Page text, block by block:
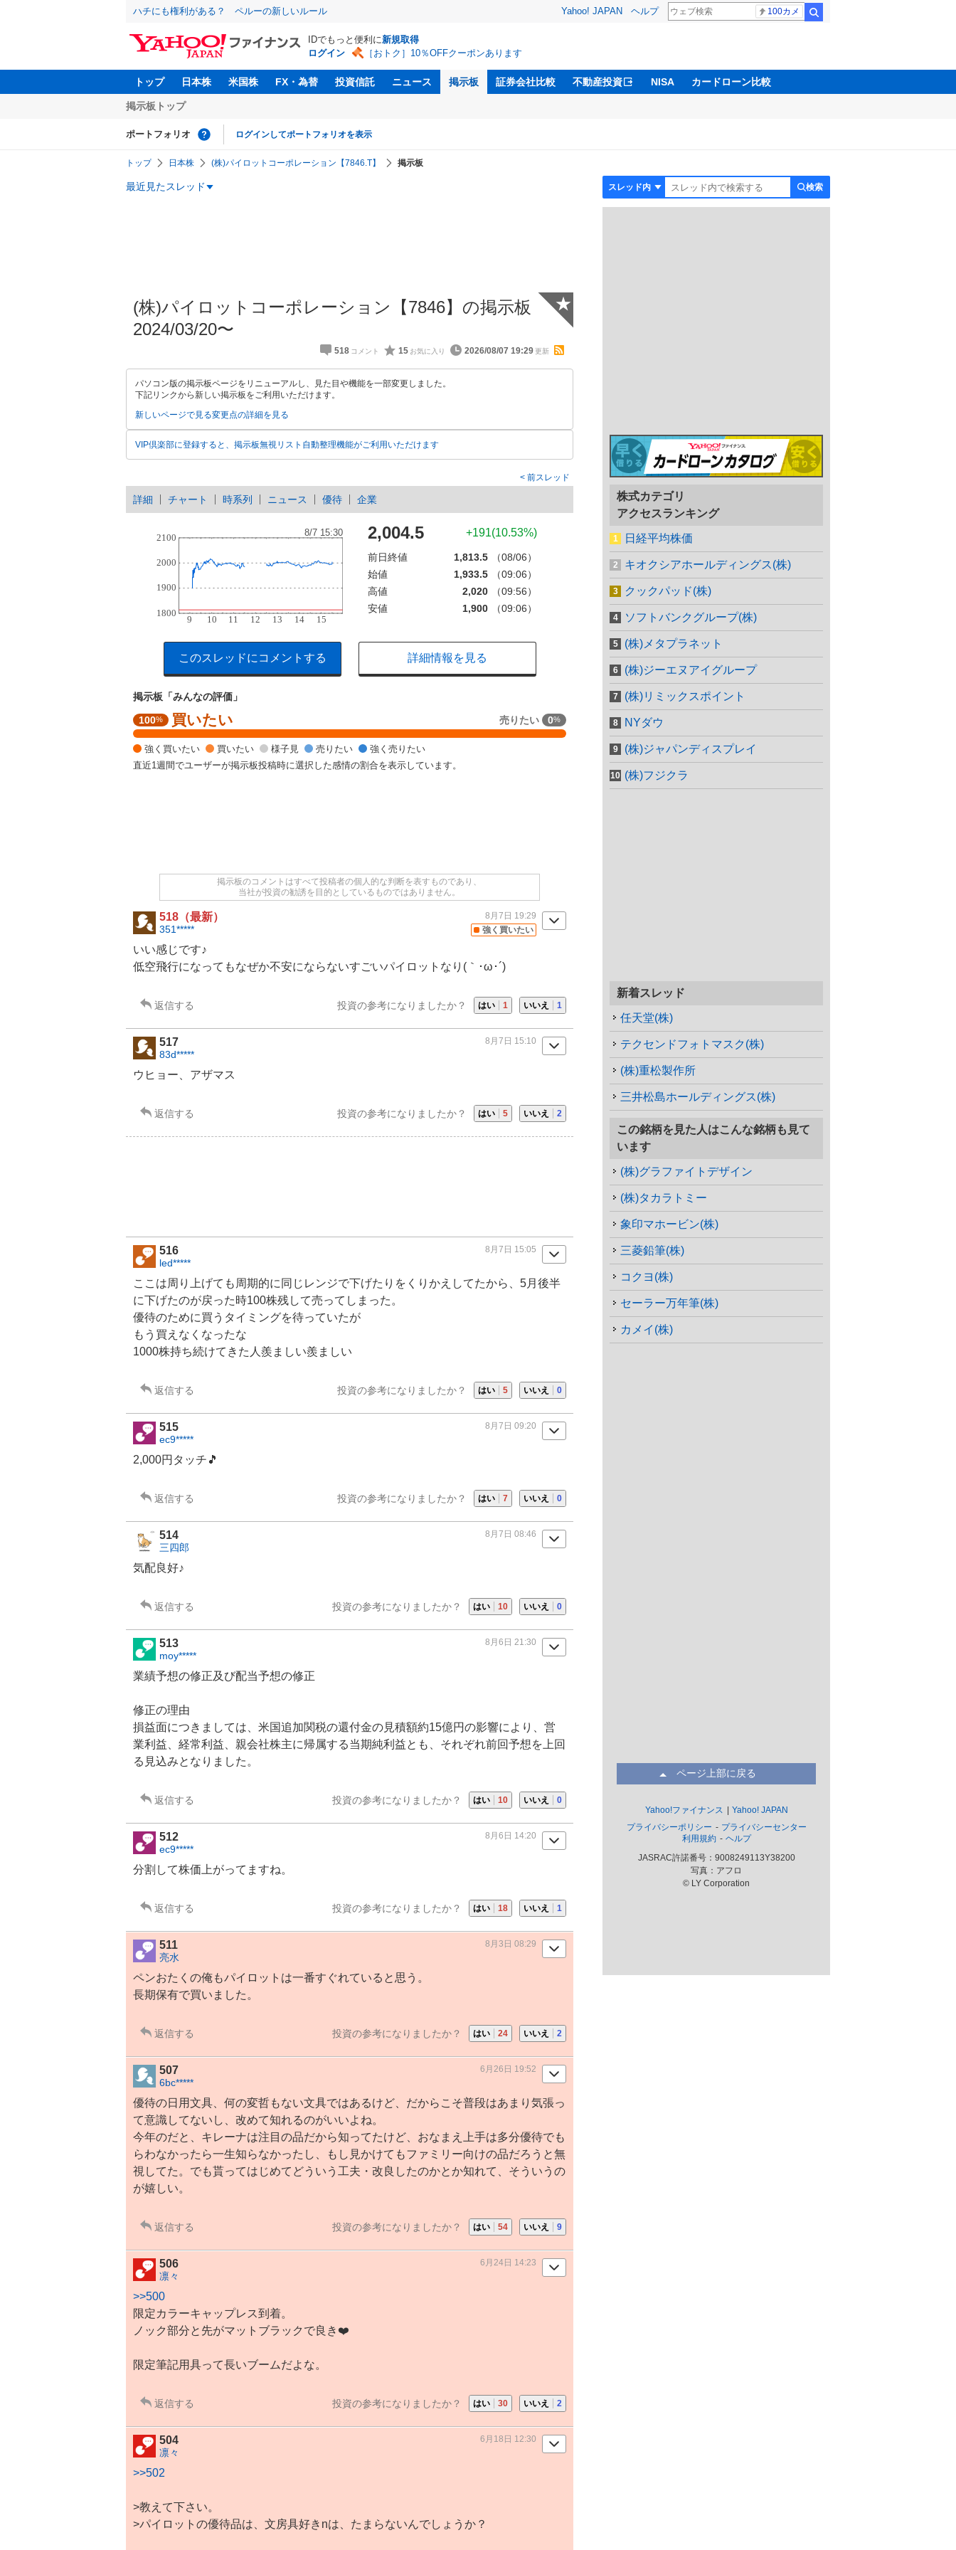
ハチにも権利がある？ ペルーの新しいルール Yahoo! JAPAN ヘルプ 100カメ
IDでもっと便利に新規取得
ログイン
［おトク］10％OFFクーポンあります
トップ 日本株 米国株 FX・為替 投資信託 ニュース 掲示板 証券会社比較 不動産投資 NISA カードローン比較
掲示板トップ
ポートフォリオ ログインしてポートフォリオを表示
トップ 日本株 (株)パイロットコーポレーション【7846.T】 掲示板
最近見たスレッド 検索
(株)パイロットコーポレーション【7846】の掲示板
2024/03/20〜
518 15 2026/08/07 19:29
★
パソコン版の掲示板ページをリニューアルし、見た目や機能を一部変更しました。
下記リンクから新しい掲示板をご利用いただけます。
新しいページで見る変更点の詳細を見る
VIP倶楽部に登録すると、掲示板無視リスト自動整理機能がご利用いただけます
前スレッド
詳細 チャート 時系列 ニュース 優待 企業
2,004.5 +191(10.53%)
前日終値 1,813.5
（08/06）
始値
1,933.5
（09:06）
高値
2,020
（09:56）
安値
1,900 （09:06）
このスレッドにコメントする 詳細情報を見る
掲示板「みんなの評価」
強
く
買
い
100% 買いたい 売りたい 0%
強く買いたい 買いたい 様子見 売りたい
強く売りたい
直近1週間でユーザーが掲示板投稿時に選択した感情の割合を表示しています。
掲示板のコメントはすべて投稿者の個人的な判断を表すものであり、
当社が投資の勧誘を目的としているものではありません。
518（最新）
351***** 強く買いたい
8月7日 19:29
いい感じです♪
低空飛行になってもなぜか不安にならないすごいパイロットなり(｀･ω･´)ゞ
返信する 投資の参考になりましたか？ はい 1 いいえ 1
517
83d*****
8月7日 15:10
ウヒョー、アザマス
返信する 投資の参考になりましたか？ はい 5 いいえ 2
516
led*****
8月7日 15:05
ここは周り上げても周期的に同じレンジで下げたりをくりかえしてたから、5月後半
に下げたのが戻った時100株残して売ってしまった。
優待のために買うタイミングを待っていたが
もう買えなくなったな
1000株持ち続けてきた人羨ましい羨ましい
返信する 投資の参考になりましたか？ はい 5 いいえ 0
515
ec9*****
8月7日 09:20
2,000円タッチ🎵
返信する 投資の参考になりましたか？ はい 7 いいえ 0
514
三四郎
8月7日 08:46
気配良好♪
返信する 投資の参考になりましたか？ はい 10 いいえ 0
513
moy*****
8月6日 21:30
業績予想の修正及び配当予想の修正
修正の理由
損益面につきましては、米国追加関税の還付金の見積額約15億円の影響により、営
業利益、経常利益、親会社株主に帰属する当期純利益とも、それぞれ前回予想を上回
る見込みとなりました。
返信する 投資の参考になりましたか？ はい 10 いいえ 0
512
ec9*****
8月6日 14:20
分割して株価上がってますね。
返信する 投資の参考になりましたか？ はい 18 いいえ 1
511
亮水
8月3日 08:29
ペンおたくの俺もパイロットは一番すぐれていると思う。
長期保有で買いました。
返信する 投資の参考になりましたか？ はい 24 いいえ 2
507
6bc*****
6月26日 19:52
優待の日用文具、何の変哲もない文具ではあるけど、だからこそ普段はあまり気張っ
て意識してないし、改めて知れるのがいいよね。
今年のだと、キレーナは注目の品だから知ってたけど、おなまえ上手は多分優待でも
らわなかったら一生知らなかったし、もし見かけてもファミリー向けの品だろうと無
視してた。でも貰ってはじめてどういう工夫・改良したのかとか知れて、そういうの
が嬉しい。
返信する 投資の参考になりましたか？ はい 54 いいえ 9
506
凛々
6月24日 14:23
>>500
限定カラーキャップレス到着。
ノック部分と先がマットブラックで良き❤️
限定筆記用具って長いブームだよな。
返信する 投資の参考になりましたか？ はい 30 いいえ 2
504
凛々
6月18日 12:30
>>502
>教えて下さい。
>パイロットの優待品は、文房具好きnは、たまらないんでしょうか？
株式カテゴリ
アクセスランキング
日経平均株価
キオクシアホールディングス(株)
クックパッド(株)
ソフトバンクグループ(株)
(株)メタプラネット
(株)ジーエヌアイグループ
(株)リミックスポイント
NYダウ
(株)ジャパンディスプレイ
(株)フジクラ
新着スレッド
任天堂(株)
テクセンドフォトマスク(株)
(株)重松製作所
三井松島ホールディングス(株)
この銘柄を見た人はこんな銘柄も見て
います
(株)グラファイトデザイン
(株)タカラトミー
象印マホービン(株)
三菱鉛筆(株)
コクヨ(株)
セーラー万年筆(株)
カメイ(株)
ページ上部に戻る
Yahoo!ファイナンス
Yahoo! JAPAN
プライバシーポリシー
プライバシーセンター
利用規約
ヘルプ
JASRAC許諾番号：9008249113Y38200
写真：アフロ
© LY Corporation